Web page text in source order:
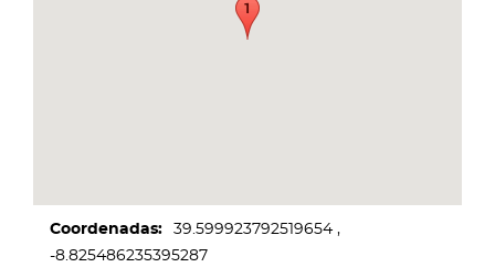
Coordenadas
39.599923792519654
-8.825486235395287